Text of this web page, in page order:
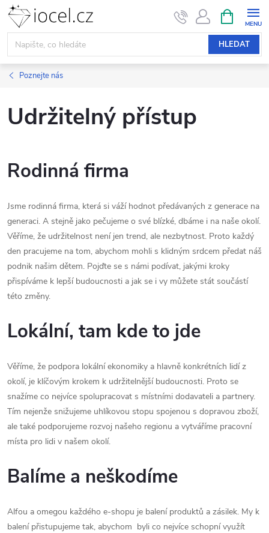
Přejít
obsah
HLEDAT
NÁKUPNÍ
KOŠÍK
Poznejte nás
Udržitelný přístup
Rodinná firma
Jsme rodinná firma, která si váží hodnot předávaných z generace na
generaci. A stejně jako pečujeme o své blízké, dbáme i na naše okolí.
Věříme, že udržitelnost není jen trend, ale nezbytnost. Proto každý
den pracujeme na tom, abychom mohli s klidným srdcem předat náš
podnik našim dětem. Pojďte se s námi podívat, jakými kroky
přispíváme k lepší budoucnosti a jak se i vy můžete stát součástí
této změny.
Lokální, tam kde to jde
Věříme, že podpora lokální ekonomiky a hlavně konkrétních lidí z
okolí, je klíčovým krokem k udržitelnější budoucnosti. Proto se
snažíme co nejvíce spolupracovat s místními dodavateli a partnery.
Tím nejenže snižujeme uhlíkovou stopu spojenou s dopravou zboží,
ale také podporujeme rozvoj našeho regionu a vytváříme pracovní
místa pro lidi v našem okolí.
Balíme a neškodíme
Alfou a omegou každého e-shopu je balení produktů a zásilek. My k
balení přistupujeme tak, abychom byli co nejvíce schopní využít